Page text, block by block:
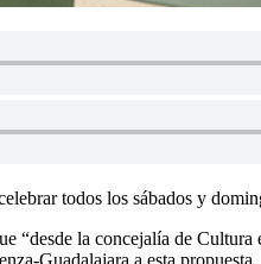
todos los sábados y
“desde la concejalía de
Guadalajara a esta propuesta.